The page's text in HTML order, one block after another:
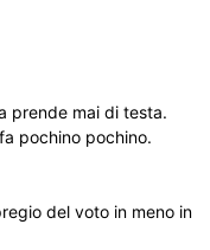
prende mai di testa.
pochino pochino.
del voto in meno in